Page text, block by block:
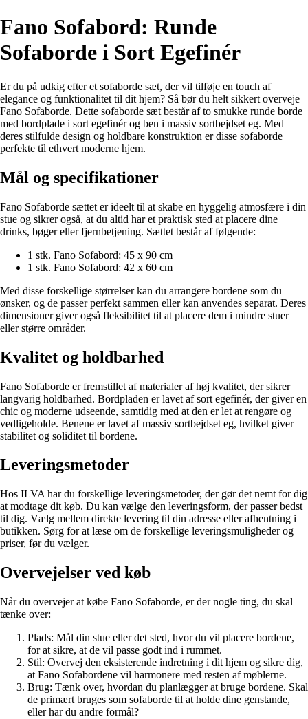
Fano Sofabord: Runde
Sofaborde i Sort Egefinér
Er du på udkig efter et sofaborde sæt, der vil tilføje en touch af
elegance og funktionalitet til dit hjem? Så bør du helt sikkert overveje
Fano Sofaborde. Dette sofaborde sæt består af to smukke runde borde
med bordplade i sort egefinér og ben i massiv sortbejdset eg. Med
deres stilfulde design og holdbare konstruktion er disse sofaborde
perfekte til ethvert moderne hjem.
Mål og specifikationer
Fano Sofaborde sættet er ideelt til at skabe en hyggelig atmosfære i din
stue og sikrer også, at du altid har et praktisk sted at placere dine
drinks, bøger eller fjernbetjening. Sættet består af følgende:
1 stk. Fano Sofabord: 45 x 90 cm
1 stk. Fano Sofabord: 42 x 60 cm
Med disse forskellige størrelser kan du arrangere bordene som du
ønsker, og de passer perfekt sammen eller kan anvendes separat. Deres
dimensioner giver også fleksibilitet til at placere dem i mindre stuer
eller større områder.
Kvalitet og holdbarhed
Fano Sofaborde er fremstillet af materialer af høj kvalitet, der sikrer
langvarig holdbarhed. Bordpladen er lavet af sort egefinér, der giver en
chic og moderne udseende, samtidig med at den er let at rengøre og
vedligeholde. Benene er lavet af massiv sortbejdset eg, hvilket giver
stabilitet og soliditet til bordene.
Leveringsmetoder
Hos ILVA har du forskellige leveringsmetoder, der gør det nemt for dig
at modtage dit køb. Du kan vælge den leveringsform, der passer bedst
til dig. Vælg mellem direkte levering til din adresse eller afhentning i
butikken. Sørg for at læse om de forskellige leveringsmuligheder og
priser, før du vælger.
Overvejelser ved køb
Når du overvejer at købe Fano Sofaborde, er der nogle ting, du skal
tænke over:
Plads: Mål din stue eller det sted, hvor du vil placere bordene,
for at sikre, at de vil passe godt ind i rummet.
Stil: Overvej den eksisterende indretning i dit hjem og sikre dig,
at Fano Sofabordene vil harmonere med resten af møblerne.
Brug: Tænk over, hvordan du planlægger at bruge bordene. Skal
de primært bruges som sofaborde til at holde dine genstande,
eller har du andre formål?